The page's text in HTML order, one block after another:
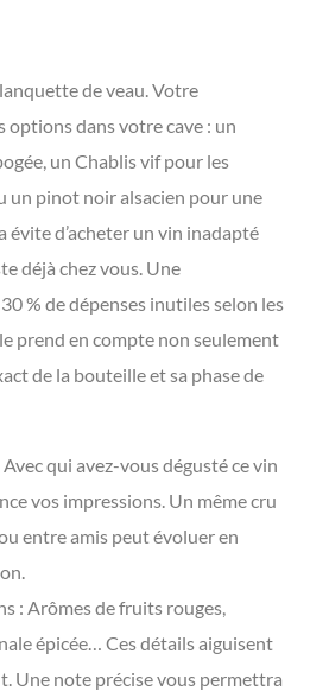
de veau. Votre
dans votre cave : un
un Chablis vif pour les
un pinot noir alsacien pour une
évite d’acheter un vin inadapté
déjà chez vous. Une
% de dépenses inutiles selon les
prend en compte non seulement
de la bouteille et sa phase de
qui avez-vous dégusté ce vin
vos impressions. Un même cru
entre amis peut évoluer en
: Arômes de fruits rouges,
épicée… Ces détails aiguisent
Une note précise vous permettra